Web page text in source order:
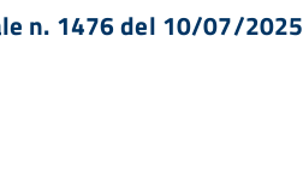
n. 1476 del 10/07/2025